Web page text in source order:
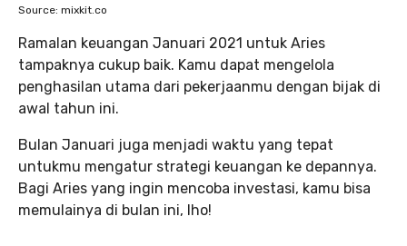
Source: mixkit.co
Ramalan keuangan Januari 2021 untuk Aries
tampaknya cukup baik. Kamu dapat mengelola
penghasilan utama dari pekerjaanmu dengan bijak di
awal tahun ini.
Bulan Januari juga menjadi waktu yang tepat
untukmu mengatur strategi keuangan ke depannya.
Bagi Aries yang ingin mencoba investasi, kamu bisa
memulainya di bulan ini, lho!